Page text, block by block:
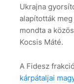
Ukrajna
alapították meg
mondta a
Kocsis Máté.
A Fidesz
kárpátaljai